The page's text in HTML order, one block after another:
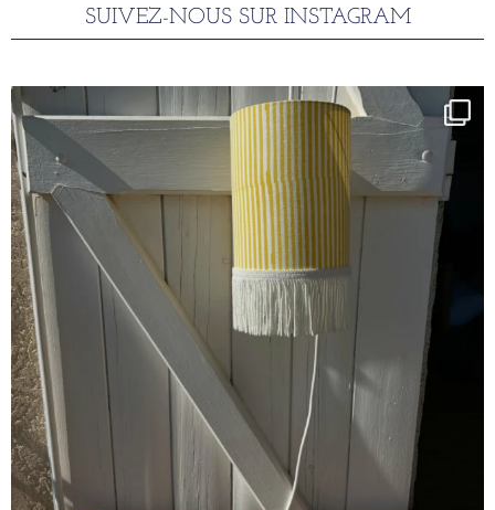
SUIVEZ-NOUS SUR INSTAGRAM